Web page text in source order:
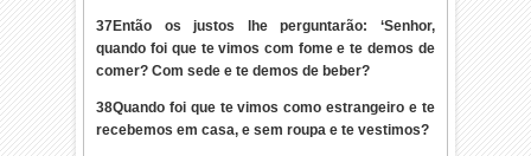
37Então os justos lhe perguntarão: ‘Senhor,
quando foi que te vimos com fome e te demos de
comer? Com sede e te demos de beber?
38Quando foi que te vimos como estrangeiro e te
recebemos em casa, e sem roupa e te vestimos?